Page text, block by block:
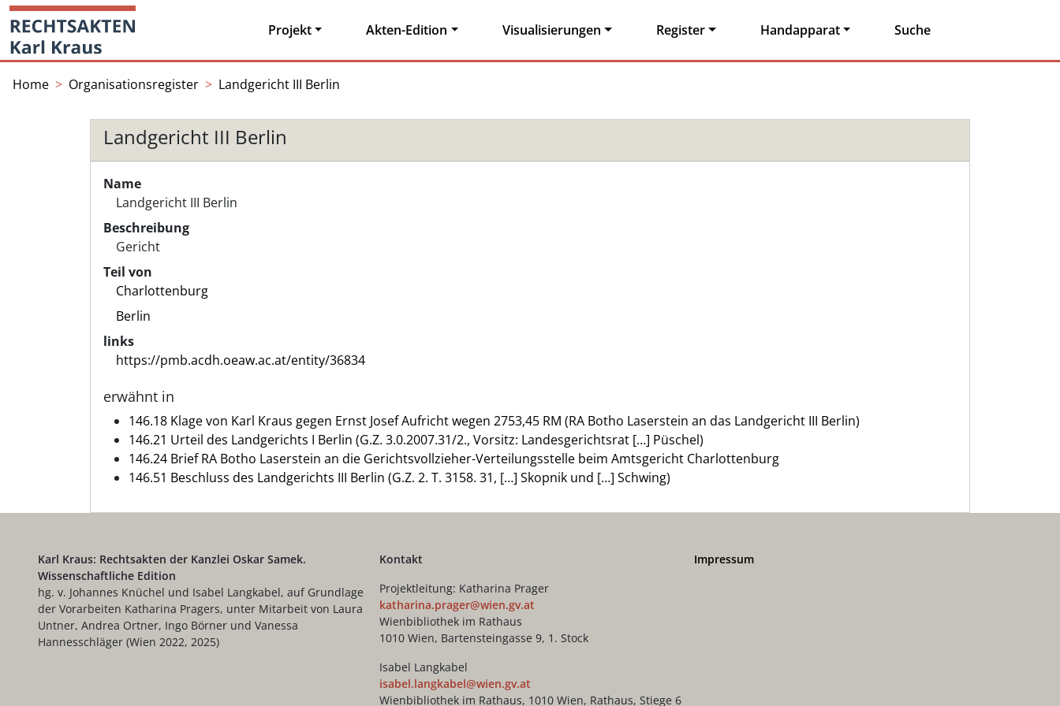
Skip
content
Startseite
Projekt Akten-Edition Visualisierungen Register Handapparat Suche
Home Organisationsregister Landgericht III Berlin
Landgericht III Berlin
Name
Landgericht III Berlin
Beschreibung
Gericht
Teil von
Charlottenburg
Berlin
links
https://pmb.acdh.oeaw.ac.at/entity/36834
erwähnt in
146.18 Klage von Karl Kraus gegen Ernst Josef Aufricht wegen 2753,45 RM (RA Botho Laserstein an das Landgericht III Berlin)
146.21 Urteil des Landgerichts I Berlin (G.Z. 3.0.2007.31/2., Vorsitz: Landesgerichtsrat […] Püschel)
146.24 Brief RA Botho Laserstein an die Gerichtsvollzieher-Verteilungsstelle beim Amtsgericht Charlottenburg
146.51 Beschluss des Landgerichts III Berlin (G.Z. 2. T. 3158. 31, […] Skopnik und […] Schwing)
Karl Kraus: Rechtsakten der Kanzlei Oskar Samek.
Wissenschaftliche Edition
hg. v. Johannes Knüchel und Isabel Langkabel, auf Grundlage
der Vorarbeiten Katharina Pragers, unter Mitarbeit von Laura
Untner, Andrea Ortner, Ingo Börner und Vanessa
Hannesschläger (Wien 2022, 2025)
Kontakt
Projektleitung: Katharina Prager
katharina.prager@wien.gv.at
Wienbibliothek im Rathaus
1010 Wien, Bartensteingasse 9, 1. Stock
Isabel Langkabel
isabel.langkabel@wien.gv.at
Wienbibliothek im Rathaus, 1010 Wien, Rathaus, Stiege 6
Impressum